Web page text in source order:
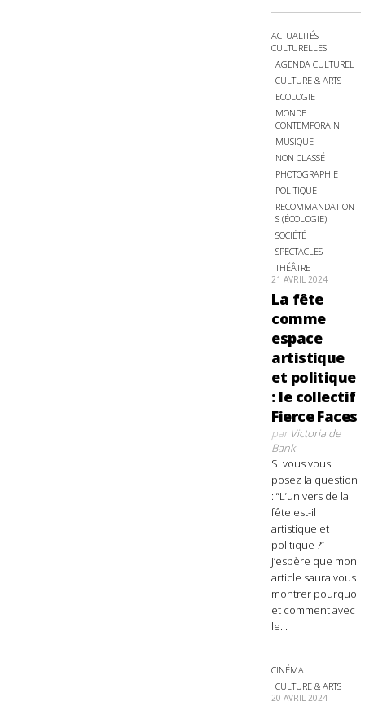
ACTUALITÉS
CULTURELLES
AGENDA CULTUREL
CULTURE & ARTS
ECOLOGIE
MONDE
CONTEMPORAIN
MUSIQUE
NON CLASSÉ
PHOTOGRAPHIE
POLITIQUE
RECOMMANDATION
S (ÉCOLOGIE)
SOCIÉTÉ
SPECTACLES
THÉÂTRE
21 AVRIL 2024
La fête
comme
espace
artistique
et politique
: le collectif
Fierce Faces
parVictoria de
Bank
Si vous vous
posez la question
: “L’univers de la
fête est-il
artistique et
politique ?”
J’espère que mon
article saura vous
montrer pourquoi
et comment avec
le...
CINÉMA
CULTURE & ARTS
20 AVRIL 2024